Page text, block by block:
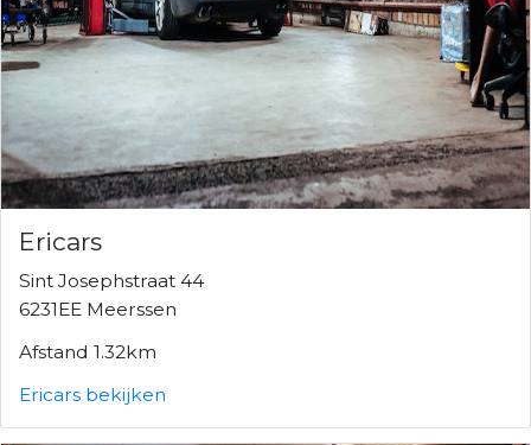
Ericars
Sint Josephstraat 44
6231EE Meerssen
Afstand 1.32km
Ericars bekijken